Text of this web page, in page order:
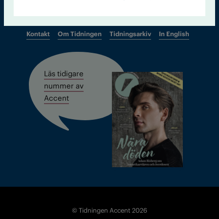
Kontakt Om Tidningen Tidningsarkiv In English
Läs tidigare
nummer av
Accent
© Tidningen Accent 2026